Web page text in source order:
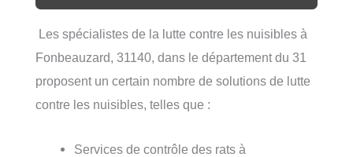
Les spécialistes de la lutte contre les nuisibles à
Fonbeauzard, 31140, dans le département du 31
proposent un certain nombre de solutions de lutte
contre les nuisibles, telles que :
Services de contrôle des rats à